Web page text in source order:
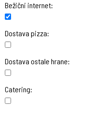
Bežični internet:
Dostava pizza:
Dostava ostale hrane:
Catering: